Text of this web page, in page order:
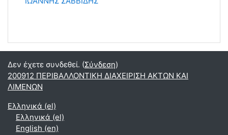
Δεν έχετε συνδεθεί. (Σύνδεση)
200912 ΠΕΡΙΒΑΛΛΟΝΤΙΚΗ ΔΙΑΧΕΙΡΙΣΗ ΑΚΤΩΝ ΚΑΙ
ΛΙΜΕΝΩΝ
Ελληνικά ‎(el)‎
Ελληνικά ‎(el)‎
English ‎(en)‎